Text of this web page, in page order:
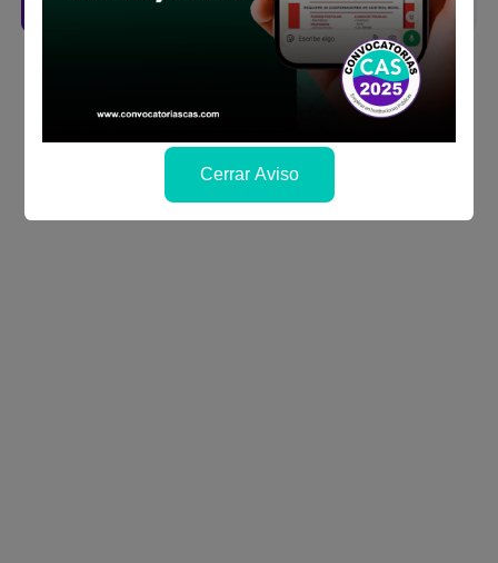
Descarga aquí las Bases
Cerrar Aviso